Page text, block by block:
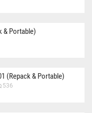
& Portable)
(Repack & Portable)
536